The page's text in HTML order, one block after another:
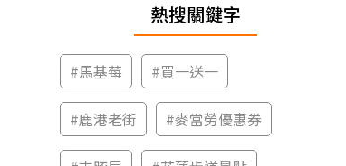
熱搜關鍵字
#馬基莓 #買一送一
#鹿港老街 #麥當勞優惠券